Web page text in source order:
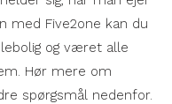
med Five2one kan du
og været alle
Hør mere om
spørgsmål nedenfor.